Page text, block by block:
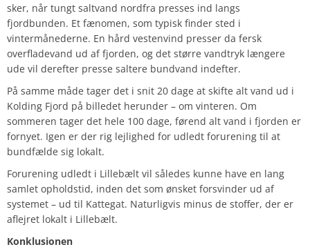
sker, når tungt saltvand nordfra presses ind langs
fjordbunden. Et fænomen, som typisk finder sted i
vintermånederne. En hård vestenvind presser da fersk
overfladevand ud af fjorden, og det større vandtryk længere
ude vil derefter presse saltere bundvand indefter.
På samme måde tager det i snit 20 dage at skifte alt vand ud i
Kolding Fjord på billedet herunder – om vinteren. Om
sommeren tager det hele 100 dage, førend alt vand i fjorden er
fornyet. Igen er der rig lejlighed for udledt forurening til at
bundfælde sig lokalt.
Forurening udledt i Lillebælt vil således kunne have en lang
samlet opholdstid, inden det som ønsket forsvinder ud af
systemet – ud til Kattegat. Naturligvis minus de stoffer, der er
aflejret lokalt i Lillebælt.
Konklusionen